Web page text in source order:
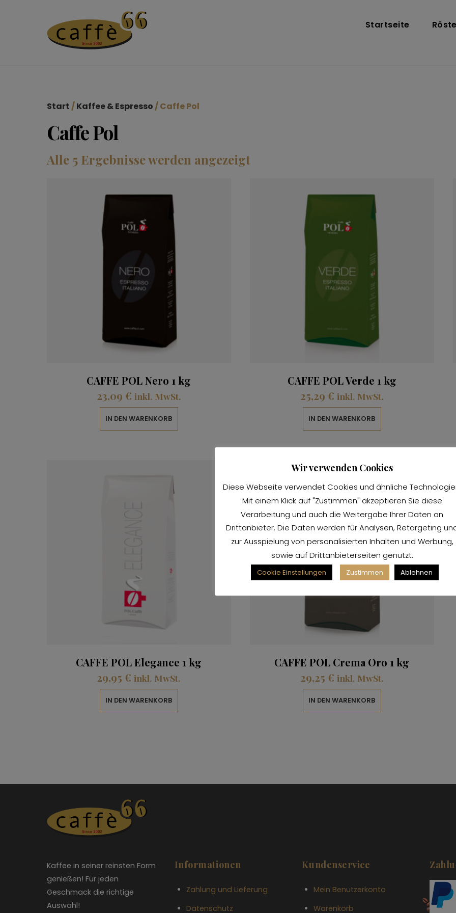
Startseite
Start /Kaffee & Espresso / Caffe Pol
Caffe Pol
Alle 5 Ergebnisse werden angezeigt
CAFFE POL Nero 1 kg
23,09 € inkl. MwSt.
IN DEN WARENKORB
CAFFE POL Verde 1 kg
25,29 € inkl. MwSt.
IN DEN WARENKORB
CAFFE POL Elegance 1 kg
29,95 € inkl. MwSt.
IN DEN WARENKORB
CAFFE POL Crema Oro 1 kg
29,25 € inkl. MwSt.
IN DEN WARENKORB
Kaffee in seiner reinsten Form
genießen! Für jeden
Geschmack die richtige
Auswahl!
Informationen
Zahlung und Lieferung
Datenschutz
Kundenservice
Mein Benutzerkonto
Warenkorb
Wir verwenden Cookies
Diese Webseite verwendet Cookies und ähnliche
Mit einem Klick auf "Zustimmen" akzeptieren Sie diese
Verarbeitung und auch die Weitergabe Ihrer Daten an
Drittanbieter. Die Daten werden für Analysen, Retargeting
zur Ausspielung von personalisierten Inhalten und Werbung,
sowie auf Drittanbieterseiten genutzt.
Cookie Einstellungen Zustimmen Ablehnen